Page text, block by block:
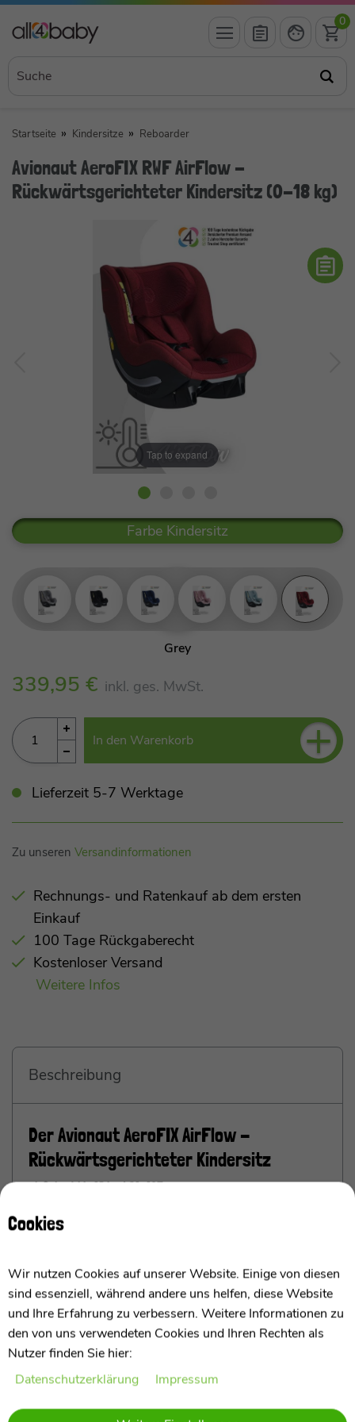
0
Startseite Kindersitze Reboarder
Avionaut AeroFIX RWF AirFlow -
Rückwärtsgerichteter Kindersitz (0-18 kg)
Tap to expand
Farbe Kindersitz
Grey
339,95 € inkl. ges. MwSt.
In den Warenkorb +
Lieferzeit 5-7 Werktage
Zu unseren Versandinformationen
Rechnungs- und Ratenkauf ab dem ersten
Einkauf
100 Tage Rückgaberecht
Kostenloser Versand
Weitere Infos
Beschreibung
Der Avionaut AeroFIX AirFlow -
Rückwärtsgerichteter Kindersitz
ab Geburt bis 18 kg / 61-105 cm
Die wichtigsten Punkte im Überblick
Klimatisierung– Ventilierende Kanäle und
Mesh-Material führen Hitze ab und isolieren
Wärme- AirFlow padding for optimal climate
control – Ventilation channels and mesh
remove heat and insulate warmth
Garantierteffektiven Nacken- und
rein rückwärtsgerichtet montiert ist
mehr anzeigen
Cookies
Wir nutzen Cookies auf unserer Website. Einige von diesen
sind essenziell, während andere uns helfen, diese Website
und Ihre Erfahrung zu verbessern. Weitere Informationen zu
den von uns verwendeten Cookies und Ihren Rechten als
Nutzer finden Sie hier:
Daten­schutz­erklärung
Impressum